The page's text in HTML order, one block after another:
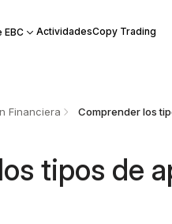
EBC ActividadesCopy Trading
Financiera
tipos de